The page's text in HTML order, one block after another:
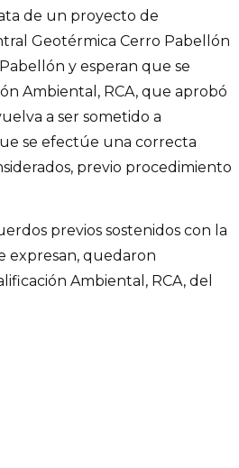
de un proyecto de
Geotérmica Cerro Pabellón
y esperan que se
Ambiental, RCA, que aprobó
a ser sometido a
se efectúe una correcta
previo procedimiento
previos sostenidos con la
expresan, quedaron
Ambiental, RCA, del